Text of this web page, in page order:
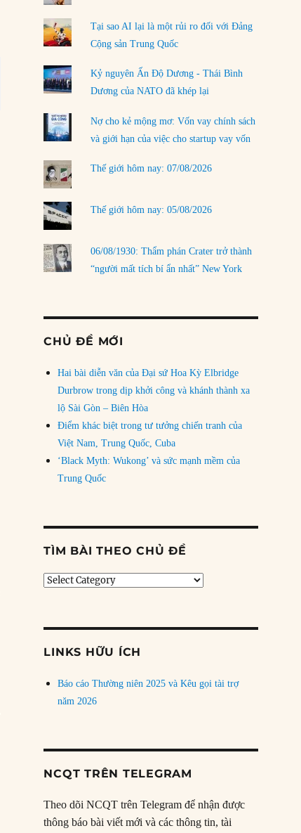
30/07/2026
LOAD MORE
Tại sao AI lại là một rủi ro đối với Đảng
Cộng sản Trung Quốc
Kỷ nguyên Ấn Độ Dương - Thái Bình
Dương của NATO đã khép lại
Nợ cho kẻ mộng mơ: Vốn vay chính sách
và giới hạn của việc cho startup vay vốn
Thế giới hôm nay: 07/08/2026
Thế giới hôm nay: 05/08/2026
06/08/1930: Thẩm phán Crater trở thành
“người mất tích bí ẩn nhất” New York
CHỦ ĐỀ MỚI
Hai bài diễn văn của Đại sứ Hoa Kỳ Elbridge
Durbrow trong dịp khởi công và khánh thành xa
lộ Sài Gòn – Biên Hòa
Điểm khác biệt trong tư tưởng chiến tranh của
Việt Nam, Trung Quốc, Cuba
‘Black Myth: Wukong’ và sức mạnh mềm của
Trung Quốc
TÌM BÀI THEO CHỦ ĐỀ
Tìm
chủ
LINKS HỮU ÍCH
Báo cáo Thường niên 2025 và Kêu gọi tài trợ
năm 2026
NCQT TRÊN TELEGRAM
Theo dõi NCQT trên Telegram để nhận được
thông báo bài viết mới và các thông tin, tài